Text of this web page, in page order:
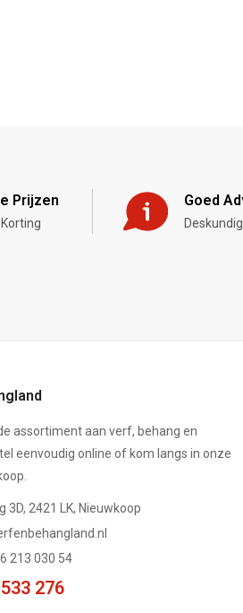
Prijzen Goed
Deskundig
assortiment aan verf, behang en
eenvoudig online of kom langs in onze
3D, 2421 LK, Nieuwkoop
213 030 54
276